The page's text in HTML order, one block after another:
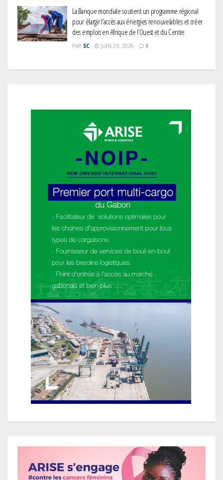
La Banque mondiale soutient un programme régional
pour élargir l’accès aux énergies renouvelables et créer
des emplois en Afrique de l’Ouest et du Centre
PAR SC JUIN 23, 2026 0